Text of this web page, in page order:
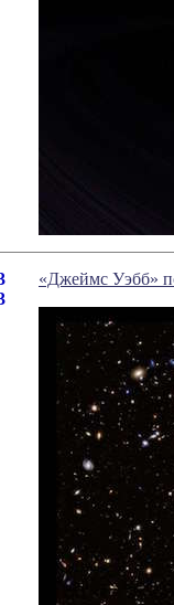
«Джеймс Уэбб»